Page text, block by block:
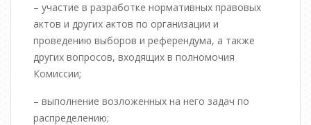
– участие в разработке нормативных правовых
актов и других актов по организации и
проведению выборов и референдума, а также
других вопросов, входящих в полномочия
Комиссии;
– выполнение возложенных на него задач по
распределению;